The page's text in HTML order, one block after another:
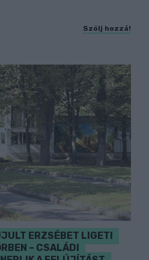
Szólj hozzá!
ERZSÉBET LIGETI
– CSALÁDI